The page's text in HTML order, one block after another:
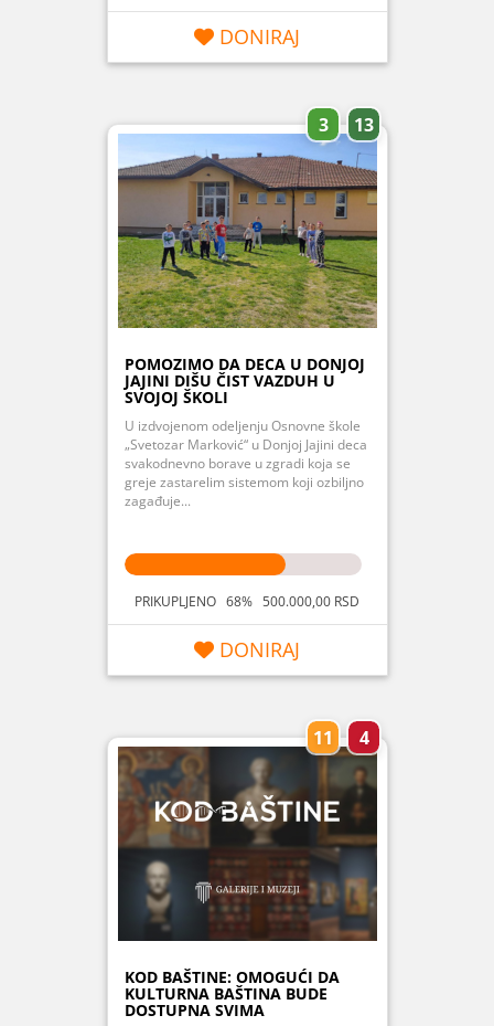
DONIRAJ
3 13
POMOZIMO DA DECA U DONJOJ
JAJINI DIŠU ČIST VAZDUH U
SVOJOJ ŠKOLI
U izdvojenom odeljenju Osnovne škole
„Svetozar Marković“ u Donjoj Jajini deca
svakodnevno borave u zgradi koja se
greje zastarelim sistemom koji ozbiljno
zagađuje...
PRIKUPLJENO 68% 500.000,00 RSD
DONIRAJ
11 4
KOD BAŠTINE: OMOGUĆI DA
KULTURNA BAŠTINA BUDE
DOSTUPNA SVIMA